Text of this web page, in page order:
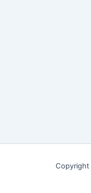
Copyright